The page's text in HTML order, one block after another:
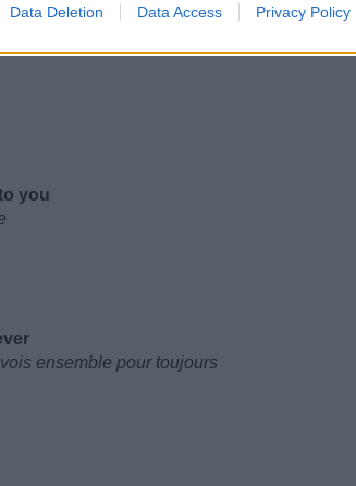
Data Deletion Data Access Privacy Policy
you
ensemble pour toujours